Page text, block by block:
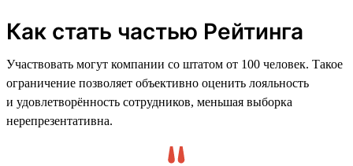
Как стать частью Рейтинга
Участвовать могут компании со штатом от 100 человек. Такое
ограничение позволяет объективно оценить лояльность
и удовлетворённость сотрудников, меньшая выборка
нерепрезентативна.